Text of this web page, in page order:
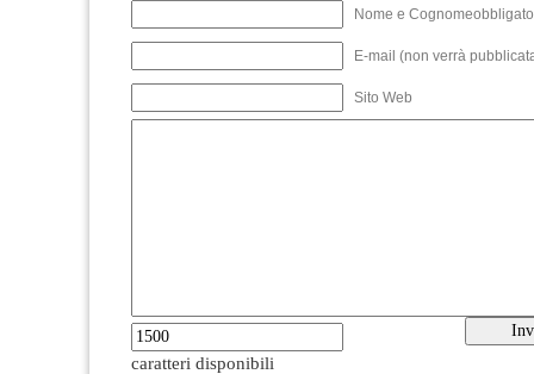
Nome e
E-mail (non verrà
Sito Web
caratteri disponibili